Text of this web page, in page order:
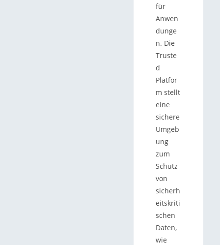
für
Anwen
dunge
n. Die
Truste
d
Platfor
m stellt
eine
sichere
Umgeb
ung
zum
Schutz
von
sicherh
eitskriti
schen
Daten,
wie